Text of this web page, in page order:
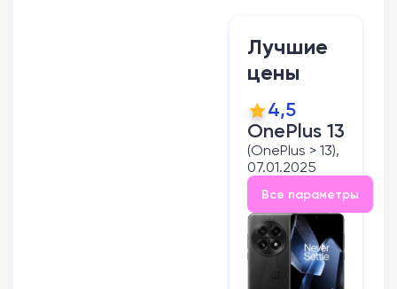
Лучшие
цены
4,5
OnePlus 13
(OnePlus > 13),
07.01.2025
Все параметры